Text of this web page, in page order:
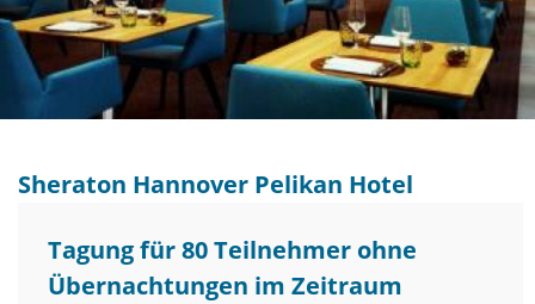
Sheraton Hannover Pelikan Hotel
Tagung für 80 Teilnehmer ohne
Übernachtungen im Zeitraum